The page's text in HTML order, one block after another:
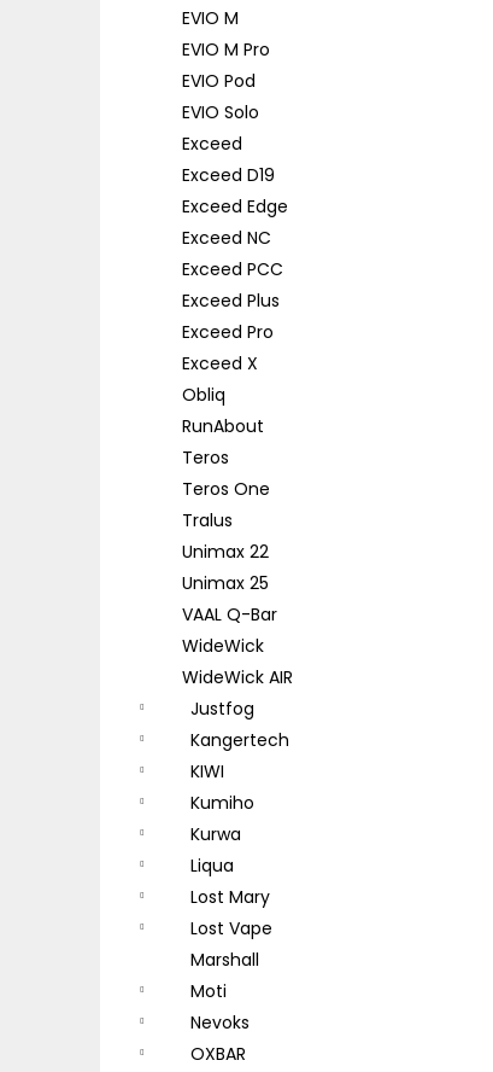
EVIO M
EVIO M Pro
EVIO Pod
EVIO Solo
Exceed
Exceed D19
Exceed Edge
Exceed NC
Exceed PCC
Exceed Plus
Exceed Pro
Exceed X
Obliq
RunAbout
Teros
Teros One
Tralus
Unimax 22
Unimax 25
VAAL Q-Bar
WideWick
WideWick AIR
Justfog
Kangertech
KIWI
Kumiho
Kurwa
Liqua
Lost Mary
Lost Vape
Marshall
Moti
Nevoks
OXBAR